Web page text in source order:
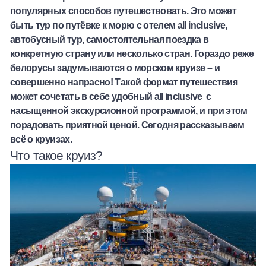
Халва
Онлайн-обменник
Премиальный сервис Prime Line
Мобильный банк MOBY
Потребительский кредит
Карта КАКТУС
Продукты для Бизнеса
популярных способов путешествовать. Это может
быть тур по путёвке к морю с отелем all inclusive,
автобусный тур, самостоятельная поездка в
конкретную страну или несколько стран. Гораздо реже
белорусы задумываются о морском круизе – и
совершенно напрасно! Такой формат путешествия
может сочетать в себе удобный all inclusive с
насыщенной экскурсионной программой, и при этом
порадовать приятной ценой. Сегодня рассказываем
всё о круизах.
Что такое круиз?